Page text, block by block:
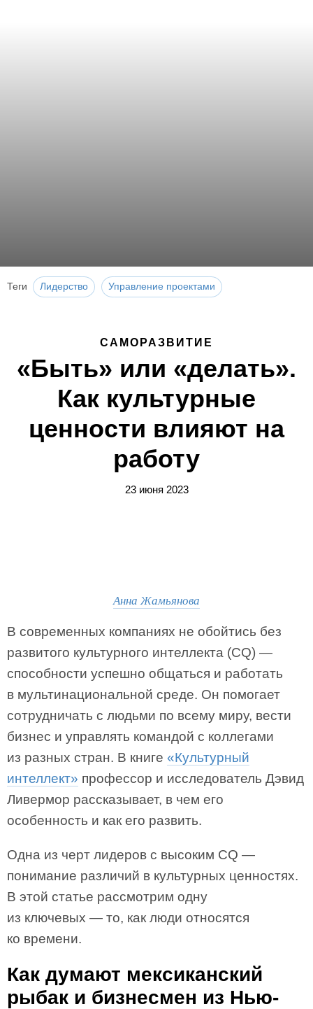
Теги Лидерство Управление проектами
САМОРАЗВИТИЕ
«Быть» или «делать».
Как культурные
ценности влияют на
работу
23 июня 2023
Анна Жамьянова
В современных компаниях не обойтись без
развитого культурного интеллекта (CQ) —
способности успешно общаться и работать
в мультинациональной среде. Он помогает
сотрудничать с людьми по всему миру, вести
бизнес и управлять командой с коллегами
из разных стран. В книге «Культурный
интеллект» профессор и исследователь Дэвид
Ливермор рассказывает, в чем его
особенность и как его развить.
Одна из черт лидеров с высоким CQ —
понимание различий в культурных ценностях.
В этой статье рассмотрим одну
из ключевых — то, как люди относятся
ко времени.
Как думают мексиканский
рыбак и бизнесмен из Нью-